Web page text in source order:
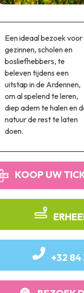
Een ideaal bezoek voor
gezinnen, scholen en
bosliefhebbers, te
beleven tijdens een
uitstap in de Ardennen,
om al spelend te leren,
diep adem te halen en
natuur de rest te laten
doen.
KOOP UW
+32 84